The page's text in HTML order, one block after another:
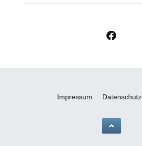
F
a
o
k
Impressum Datenschutz